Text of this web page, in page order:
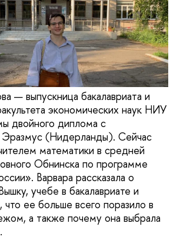
— выпускница бакалавриата и
экономических наук НИУ
двойного диплома с
Эразмус (Нидерланды). Сейчас
математики в средней
Обнинска по программе
Варвара рассказала о
учебе в бакалавриате и
что ее больше всего поразило в
а также почему она выбрала